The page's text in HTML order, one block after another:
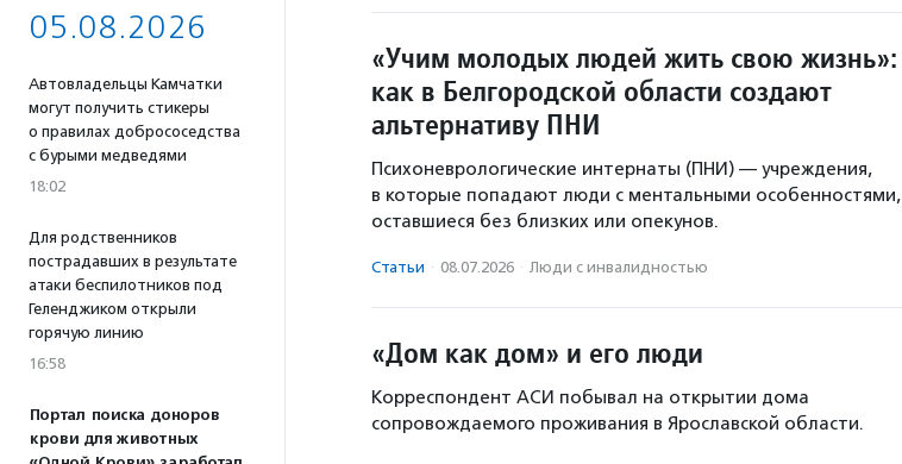
05.08.2026
Автовладельцы Камчатки
могут получить стикеры
о правилах добрососедства
с бурыми медведями
18:02
Для родственников
пострадавших в результате
атаки беспилотников под
Геленджиком открыли
горячую линию
16:58
Портал поиска доноров
крови для животных
«Учим молодых людей жить свою жизнь»:
как в Белгородской области создают
альтернативу ПНИ
Психоневрологические интернаты (ПНИ) — учреждения,
в которые попадают люди с ментальными особенностями,
оставшиеся без близких или опекунов.
Статьи · 08.07.2026 · Люди с инвалидностью
«Дом как дом» и его люди
Корреспондент АСИ побывал на открытии дома
сопровождаемого проживания в Ярославской области.